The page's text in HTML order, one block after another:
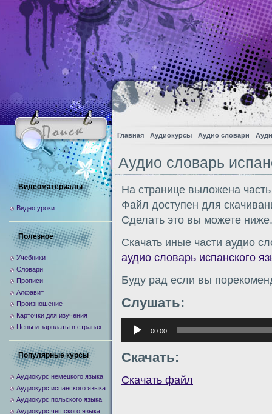
Главная Аудиокурсы Аудио словари
Аудио словарь
На странице выложена
Файл доступен для
Сделать это вы можете ниже.
Скачать иные части аудио
аудио словарь испанского
Буду рад если вы
Слушать:
Аудиоплеер
00:00
Скачать:
Скачать файл
Видеоматериалы
Видео уроки
Полезное
Учебники
Словари
Прописи
Алфавит
Произношение
Карточки для изучения
Цены и зарплаты в странах
Популярные курсы
Аудиокурс немецкого языка
Аудиокурс испанского языка
Аудиокурс польского языка
Аудиокурс чешского языка